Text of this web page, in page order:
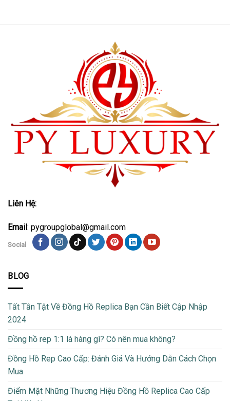
Liên Hệ:
Email: pygroupglobal@gmail.com
Social
BLOG
Tất Tần Tật Về Đồng Hồ Replica Bạn Cần Biết Cập Nhập
2024
Đồng hồ rep 1:1 là hàng gì? Có nên mua không?
Đồng Hồ Rep Cao Cấp: Đánh Giá Và Hướng Dẫn Cách Chọn
Mua
Điểm Mặt Những Thương Hiệu Đồng Hồ Replica Cao Cấp